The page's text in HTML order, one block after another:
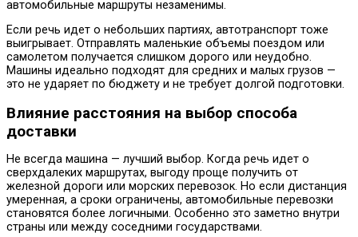
автомобильные маршруты незаменимы.
Если речь идет о небольших партиях, автотранспорт тоже
выигрывает. Отправлять маленькие объемы поездом или
самолетом получается слишком дорого или неудобно.
Машины идеально подходят для средних и малых грузов —
это не ударяет по бюджету и не требует долгой подготовки.
Влияние расстояния на выбор способа
доставки
Не всегда машина — лучший выбор. Когда речь идет о
сверхдалеких маршрутах, выгоду проще получить от
железной дороги или морских перевозок. Но если дистанция
умеренная, а сроки ограничены, автомобильные перевозки
становятся более логичными. Особенно это заметно внутри
страны или между соседними государствами.